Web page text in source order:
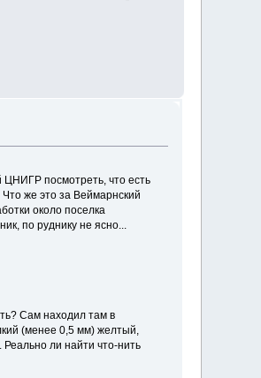
ЦНИГР посмотреть, что есть
Что же это за Веймарнский
около поселка
по руднику не ясно...
Сам находил там в
(менее 0,5 мм) желтый,
ли найти что-нить